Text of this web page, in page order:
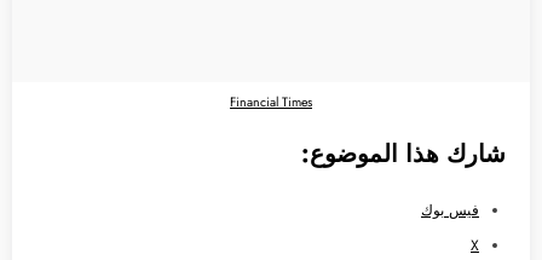
Financial Times
شارك هذا الموضوع:
فيس بوك
X